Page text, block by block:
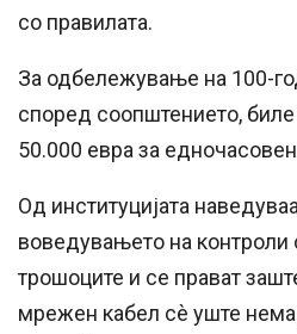
со правилата.
За одбележување на 100-
според соопштението,
50.000 евра за
Од институцијата
воведувањето на контроли
трошоците и се прават
мрежен кабел сè уште